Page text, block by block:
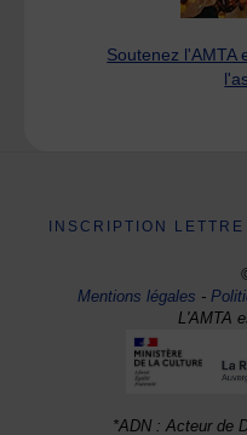
Soutenez l'AMTA
INSCRIPTION LETTRE
Mentions légales -
L'AMTA
*ADN : Acteur de